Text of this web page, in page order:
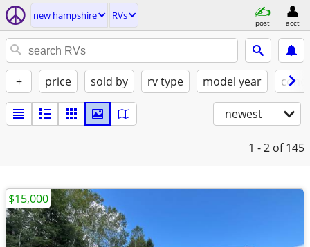
new hampshire RVs
post acct
+ price sold by rv type model year
newest
1 - 2 of 145
$15,000